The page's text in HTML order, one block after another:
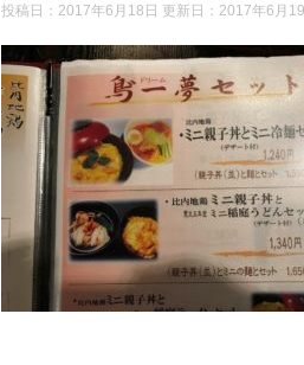
投稿日：2017年6月18日 更新日： 2017年6月